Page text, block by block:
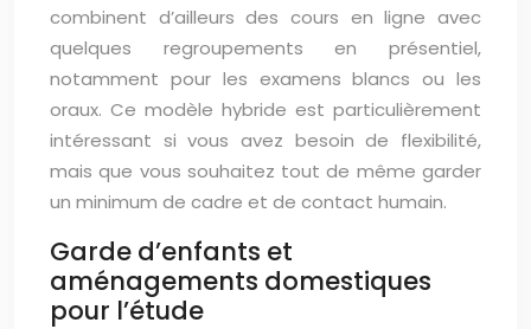
combinent d’ailleurs des cours en ligne avec
quelques regroupements en présentiel,
notamment pour les examens blancs ou les
oraux. Ce modèle hybride est particulièrement
intéressant si vous avez besoin de flexibilité,
mais que vous souhaitez tout de même garder
un minimum de cadre et de contact humain.
Garde d’enfants et
aménagements domestiques
pour l’étude